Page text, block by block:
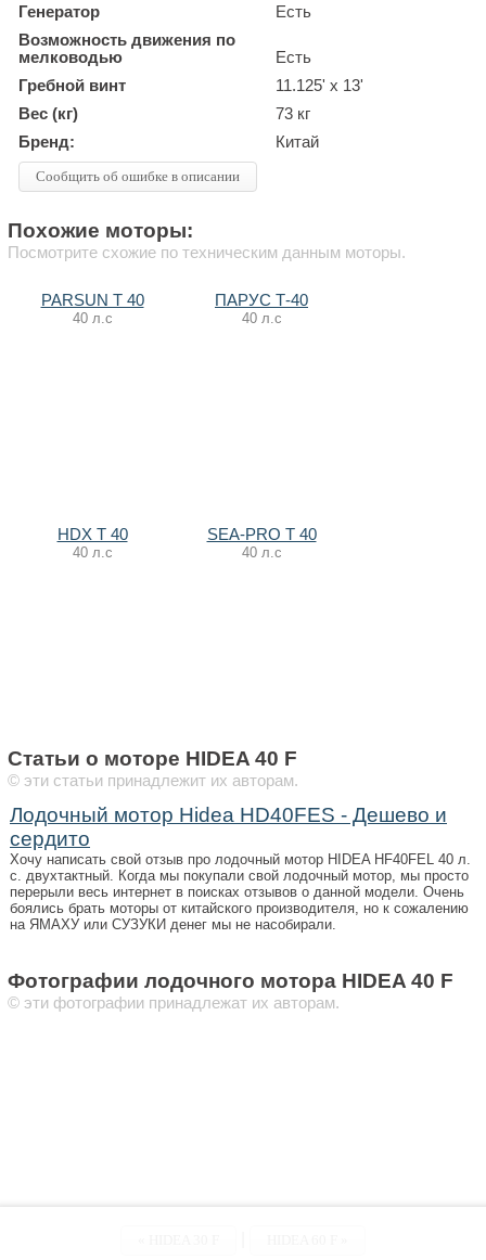
Генератор
Есть
Возможность движения по
мелководью
Есть
Гребной винт
11.125' x 13'
Вес (кг)
73 кг
Бренд:
Китай
Сообщить об ошибке в описании
Похожие моторы:
Посмотрите схожие по техническим данным моторы.
PARSUN T 40
40 л.с
ПАРУС Т-40
40 л.с
HDX T 40
40 л.с
SEA-PRO T 40
40 л.с
Статьи о моторе HIDEA 40 F
© эти статьи принадлежит их авторам.
Лодочный мотор Hidea HD40FES - Дешево и
сердито
Хочу написать свой отзыв про лодочный мотор HIDEA HF40FEL 40 л.
с. двухтактный. Когда мы покупали свой лодочный мотор, мы просто
перерыли весь интернет в поисках отзывов о данной модели. Очень
боялись брать моторы от китайского производителя, но к сожалению
на ЯМАХУ или СУЗУКИ денег мы не насобирали.
Фотографии лодочного мотора HIDEA 40 F
© эти фотографии принадлежат их авторам.